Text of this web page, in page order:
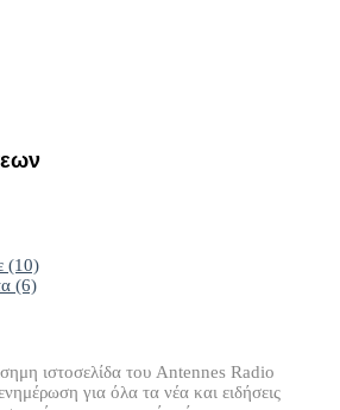
(10)
(6)
ιστοσελίδα του Antennes Radio
για όλα τα νέα και ειδήσεις